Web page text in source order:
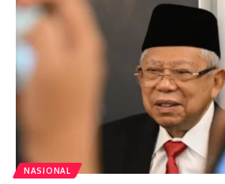
NASIONAL